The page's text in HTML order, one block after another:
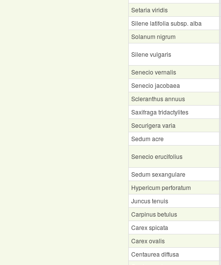
Setaria viridis
Silene latifolia subsp. alba
Solanum nigrum
Silene vulgaris
Senecio vernalis
Senecio jacobaea
Scleranthus annuus
Saxifraga tridactylites
Securigera varia
Sedum acre
Senecio erucifolius
Sedum sexangulare
Hypericum perforatum
Juncus tenuis
Carpinus betulus
Carex spicata
Carex ovalis
Centaurea diffusa